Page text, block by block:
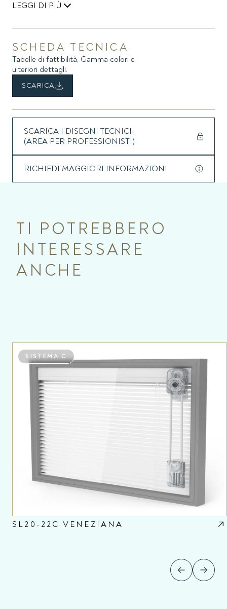
LEGGI DI PIÙ
magnete, che interfaccia in modo perfetto col giunto
magnetico del comando interno, completamente inserito
nel cassonetto. Il movimento impresso alla corda fa ruotare
i magneti che attivano la tenda.
SL20- 22C plissé non conosce tuttavia limitazioni
d’applicazione.
vetrata doppia o tripla, con protezione da sporco e agenti
atmosferici. Si posa nel serramento come una vetrocamera
SCHEDA TECNICA
Tabelle di fattibilità, Gamma colori e
ulteriori dettagli.
SCARICA
SCARICA I DISEGNI TECNICI
(AREA PER PROFESSIONISTI)
RICHIEDI MAGGIORI INFORMAZIONI
TI POTREBBERO
INTERESSARE
ANCHE
SISTEMA C
SL20-22C VENEZIANA